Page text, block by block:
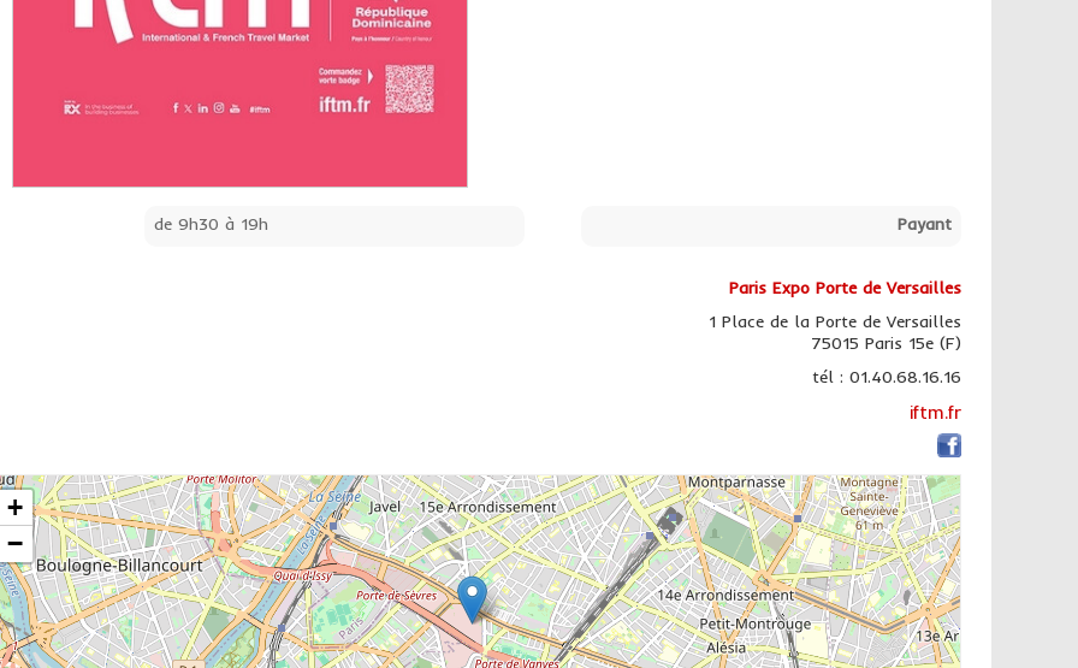
de 9h30 à 19h Payant
Paris Expo Porte de Versailles
1 Place de la Porte de Versailles
75015 Paris 15e (F)
tél : 01.40.68.16.16
iftm.fr
+
−